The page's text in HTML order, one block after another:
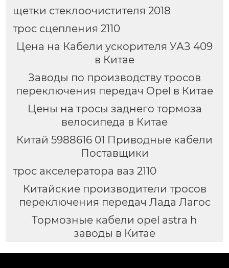
щетки стеклоочистителя 2018
трос сцепления 2110
Цена на Кабели ускорителя УАЗ 409
в Китае
Заводы по производству тросов
переключения передач Opel в Китае
Цены на тросы заднего тормоза
велосипеда в Китае
Китай 5988616 01 Приводные кабели
Поставщики
трос акселератора ваз 2110
Китайские производители тросов
переключения передач Лада Лагос
Тормозные кабели opel astra h
заводы в Китае